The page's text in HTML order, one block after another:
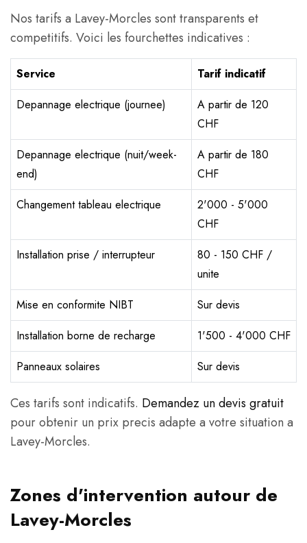
Nos tarifs a Lavey-Morcles sont transparents et
competitifs. Voici les fourchettes indicatives :
Service
Tarif indicatif
Depannage electrique (journee)
A partir de 120
CHF
Depannage electrique (nuit/week-
end)
A partir de 180
CHF
Changement tableau electrique
2'000 - 5'000
CHF
Installation prise / interrupteur
80 - 150 CHF /
unite
Mise en conformite NIBT
Sur devis
Installation borne de recharge
1'500 - 4'000 CHF
Panneaux solaires
Sur devis
Ces tarifs sont indicatifs. Demandez un devis gratuit
pour obtenir un prix precis adapte a votre situation a
Lavey-Morcles.
Zones d'intervention autour de
Lavey-Morcles